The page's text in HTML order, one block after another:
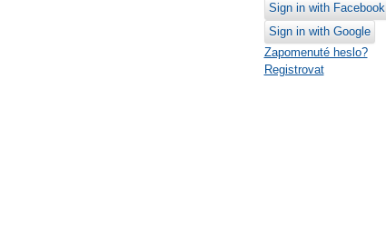
Sign in with Facebook
Sign in with Google
Zapomenuté heslo?
Registrovat